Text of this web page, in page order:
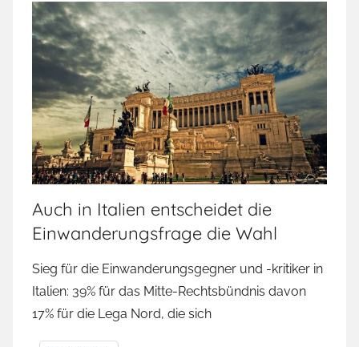
Auch in Italien entscheidet die
Einwanderungsfrage die Wahl
Sieg für die Einwanderungsgegner und -kritiker in
Italien: 39% für das Mitte-Rechtsbündnis davon
17% für die Lega Nord, die sich